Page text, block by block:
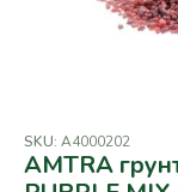
SKU: A4000202
AMTRA